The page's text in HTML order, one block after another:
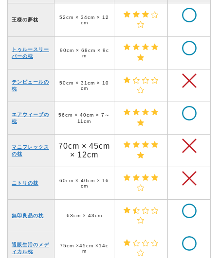
王様の夢枕
52cm × 34cm × 12
cm
トゥルースリー
パーの枕
90cm × 68cm × 9c
m
テンピュールの
枕
50cm × 31cm × 10
cm
エアウィーブの
枕
56cm × 40cm × 7～
11cm
マニフレックス
の枕
70cm × 45cm
× 12cm
ニトリの枕
60cm × 40cm × 16
cm
無印良品の枕 63cm × 43cm
通販生活のメデ
ィカル枕
75cm ×45cm ×14c
m